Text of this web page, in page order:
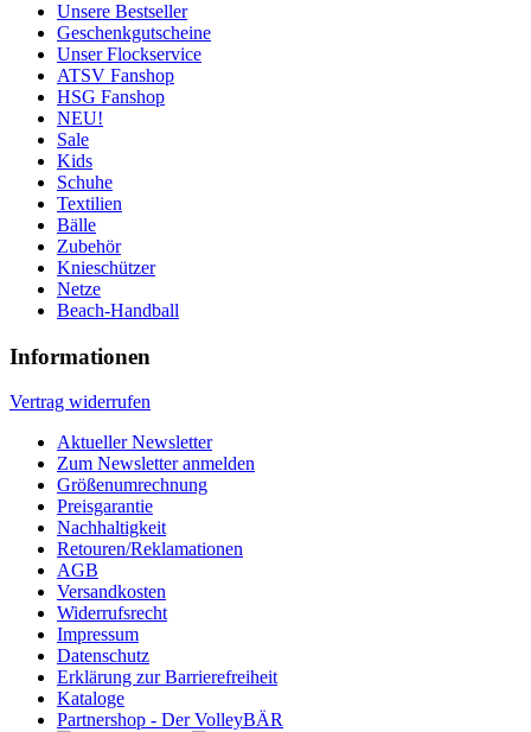
Unsere Bestseller
Geschenkgutscheine
Unser Flockservice
ATSV Fanshop
HSG Fanshop
NEU!
Sale
Kids
Schuhe
Textilien
Bälle
Zubehör
Knieschützer
Netze
Beach-Handball
Informationen
Vertrag widerrufen
Aktueller Newsletter
Zum Newsletter anmelden
Größenumrechnung
Preisgarantie
Nachhaltigkeit
Retouren/Reklamationen
AGB
Versandkosten
Widerrufsrecht
Impressum
Datenschutz
Erklärung zur Barrierefreiheit
Kataloge
Partnershop - Der VolleyBÄR